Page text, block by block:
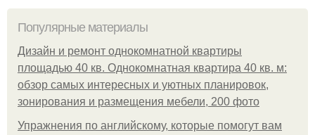
Популярные материалы
Дизайн и ремонт однокомнатной квартиры
площадью 40 кв. Однокомнатная квартира 40 кв. м:
обзор самых интересных и уютных планировок,
зонирования и размещения мебели, 200 фото
Упражнения по английскому, которые помогут вам